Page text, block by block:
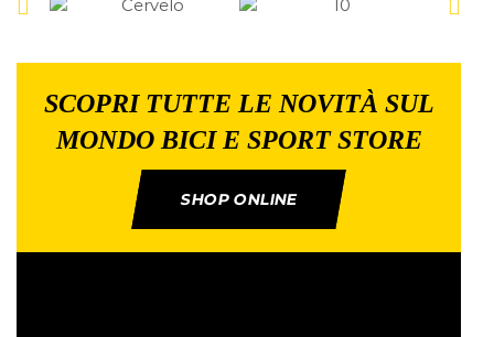
SCOPRI TUTTE LE NOVITÀ SUL
MONDO BICI E SPORT STORE
SHOP ONLINE